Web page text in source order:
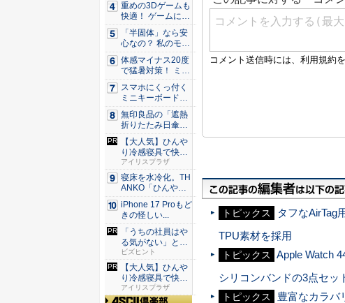
トピックス
タフなAirTag
TPU素材を採用
トピックス
Apple Watch
シリコンバンドの3点セッ
トピックス
豊富なカラバ
重めの3Dゲームも
快適！ ゲームに強
いH...
「半固体」なら安
心なの？ 私のモバ
イルバ...
体感マイナス20度
で猛暑対策！ ミズ
ノの...
スマホにくっ付く
ミニキーボード！
触ってわ...
無印良品の「遮熱
折りたたみ日傘」
約160...
【大人気】ひんや
り冷感寝具で快適
な睡眠を...
アイリスプラザ
寝床を水冷化。TH
ANKO「ひんやり
水流...
iPhone 17 Proもど
きの怪しい...
「うちの社員はや
る気がない」と嘆
くリーダ...
ビズヒント
【大人気】ひんや
り冷感寝具で快適
な睡眠を...
アイリスプラザ